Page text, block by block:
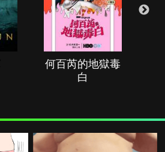
何百芮的地獄毒
白